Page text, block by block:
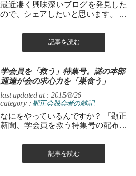
最近凄く興味深いブログを発見した
ので、シェアしたいと思います。 こ
奈さん」のブログです。 ...
記事を読む
学会員を「救う」特集号。謎の本部
通達が会の求心力を「巣食う」
last updated at : 2015/8/26
category : 顕正会脱会者の雑記
なにをやっているんですか？ 「顕正
新聞、学会員を救う特集号の配布・
に教えないように」(ソースはセロリ
記事を読む